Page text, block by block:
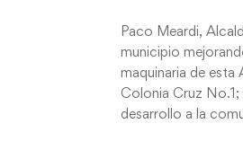
Paco Meardi,
municipio
maquinaria de
Colonia Cruz No.1;
desarrollo a la